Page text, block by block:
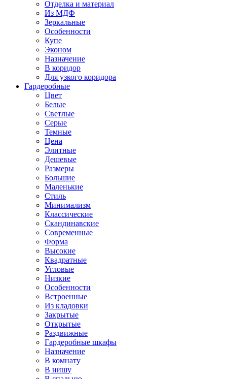
Отделка и материал
Из МДФ
Зеркальные
Особенности
Купе
Эконом
Назначение
В коридор
Для узкого коридора
Гардеробные
Цвет
Белые
Светлые
Серые
Темные
Цена
Элитные
Дешевые
Размеры
Большие
Маленькие
Стиль
Минимализм
Классические
Скандинавские
Современные
Форма
Высокие
Квадратные
Угловые
Низкие
Особенности
Встроенные
Из кладовки
Закрытые
Открытые
Раздвижные
Гардеробные шкафы
Назначение
В комнату
В нишу